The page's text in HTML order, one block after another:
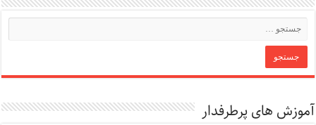
آموزش های پرطرفدار